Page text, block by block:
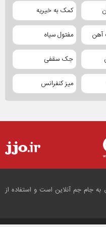
کمک به خیریه
آهن مفتول سیاه
جک سقفی
میز کنفرانس
جام جم آنلاین است و استفاده از